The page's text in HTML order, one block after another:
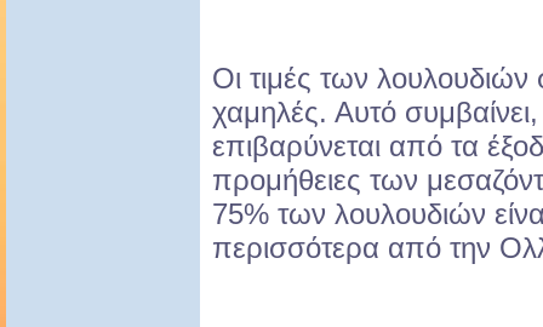
Οι τιμές των λουλουδιών
χαμηλές. Αυτό
επιβαρύνεται από τα
προμήθειες των
75% των λουλουδιών
περισσότερα από την